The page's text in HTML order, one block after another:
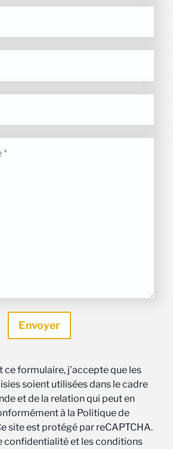
ce formulaire, j'accepte que les
soient utilisées dans le cadre
et de la relation qui peut en
à la Politique de
site est protégé par reCAPTCHA.
confidentialité et les conditions